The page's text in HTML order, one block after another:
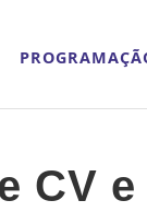
CV